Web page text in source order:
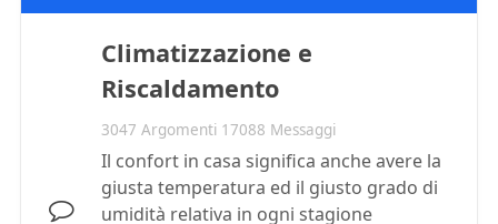
Climatizzazione e
Riscaldamento
3047 Argomenti 17088 Messaggi
Il confort in casa significa anche avere la
giusta temperatura ed il giusto grado di
umidità relativa in ogni stagione